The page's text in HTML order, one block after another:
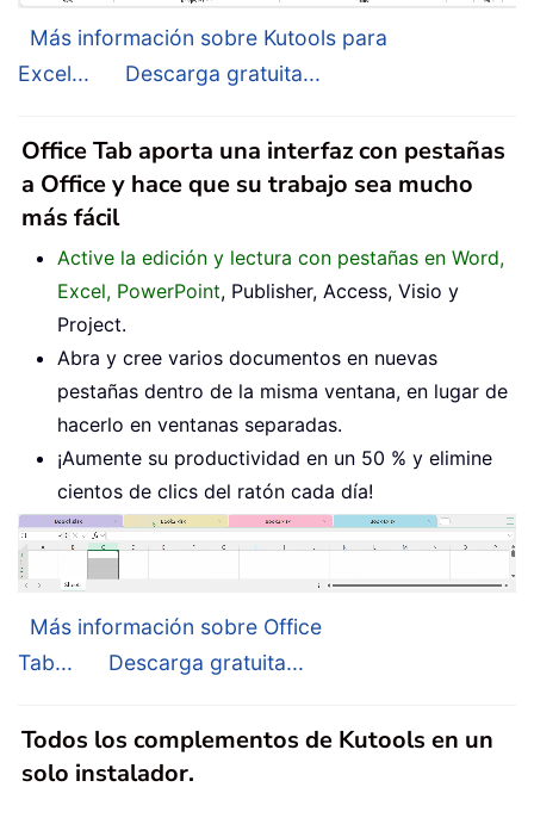
Más información sobre Kutools para
Excel...
Descarga gratuita...
Office Tab aporta una interfaz con pestañas
a Office y hace que su trabajo sea mucho
más fácil
Active la edición y lectura con pestañas en Word,
Excel, PowerPoint, Publisher, Access, Visio y
Project.
Abra y cree varios documentos en nuevas
pestañas dentro de la misma ventana, en lugar de
hacerlo en ventanas separadas.
¡Aumente su productividad en un 50 % y elimine
cientos de clics del ratón cada día!
Más información sobre Office
Tab...
Descarga gratuita...
Todos los complementos de Kutools en un
solo instalador.